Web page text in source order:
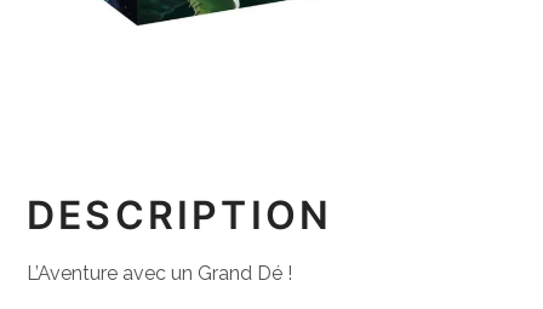
DESCRIPTION
L’Aventure avec un Grand Dé !